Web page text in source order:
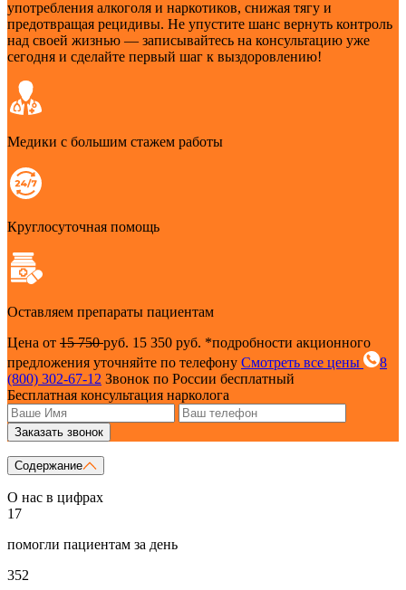
употребления алкоголя и наркотиков, снижая тягу и
предотвращая рецидивы. Не упустите шанс вернуть контроль
над своей жизнью — записывайтесь на консультацию уже
сегодня и сделайте первый шаг к выздоровлению!
Медики с большим стажем работы
Круглосуточная помощь
Оставляем препараты пациентам
Цена от 15 750руб. 15 350 руб. *подробности акционного
предложения уточняйте по телефону Смотреть все цены
8
(800) 302-67-12 Звонок по России бесплатный
Бесплатная консультация нарколога
Заказать звонок
Содержание
О нас в цифрах
17
помогли пациентам за день
352